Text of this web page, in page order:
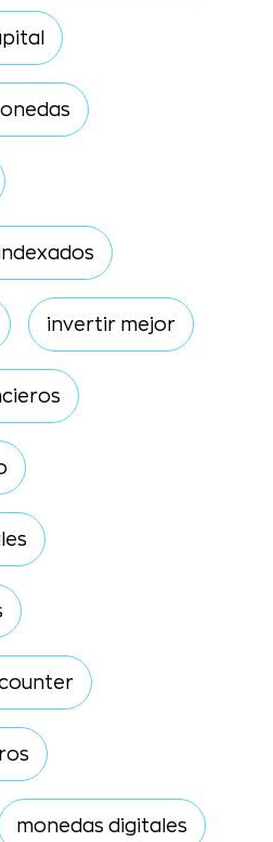
invertir mejor
monedas digitales